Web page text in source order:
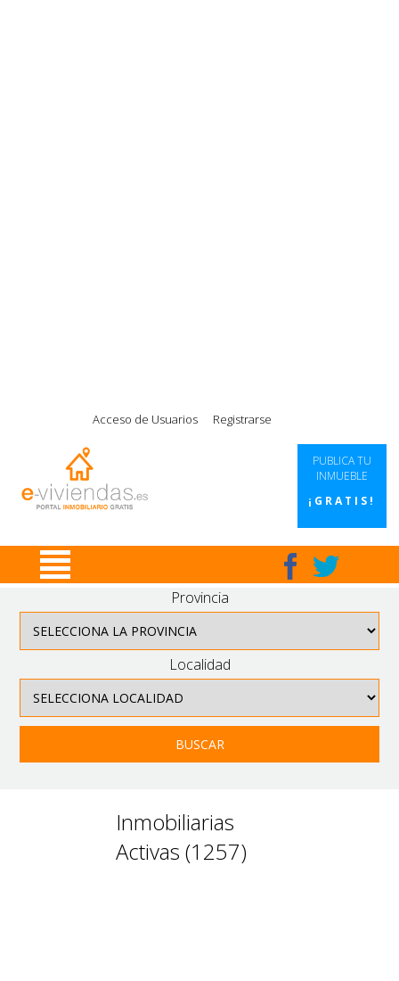
Acceso de Usuarios Registrarse
PUBLICA TU
INMUEBLE
¡GRATIS!
Provincia
Localidad
Inmobiliarias
Activas (1257)